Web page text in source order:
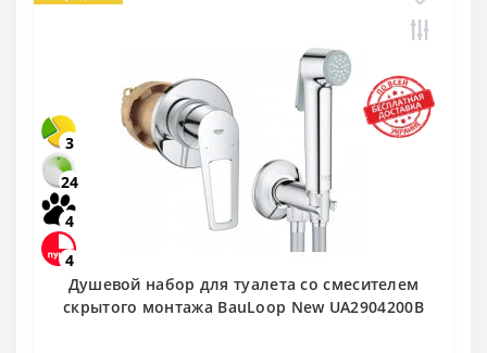
3
24
4
4
Душевой набор для туалета со смесителем
скрытого монтажа BauLoop New UA2904200B